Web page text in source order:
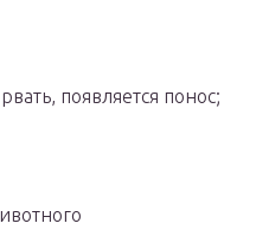
появляется понос;